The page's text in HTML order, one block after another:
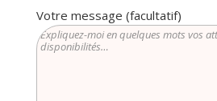
Votre message (facultatif)